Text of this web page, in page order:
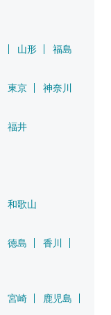
山形
福島
東京
神奈川
福井
和歌山
徳島
香川
宮崎
鹿児島